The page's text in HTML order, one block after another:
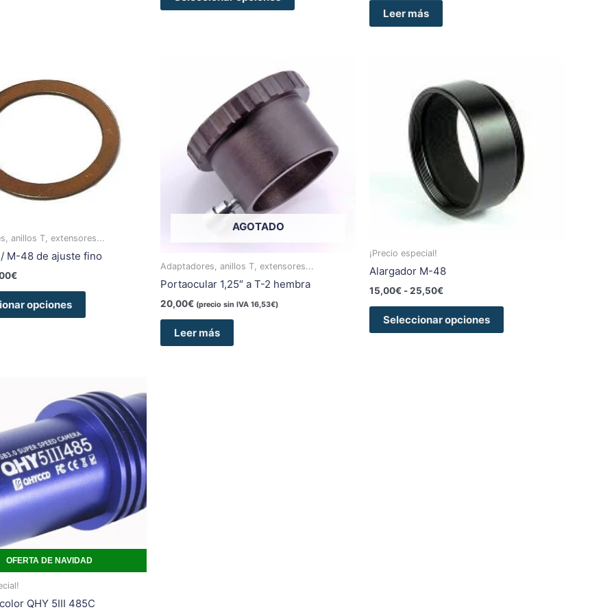
Leer más
anillos T, extensores...
M-48 de ajuste fino
€
precios:
desde
opciones
tiene
múltiples
variantes.
Las
opciones
se
la
página
producto
AGOTADO
Adaptadores, anillos T, extensores...
Portaocular 1,25″ a T-2 hembra
20,00€ (precio sin IVA 16,53€)
Leer más
¡Precio especial!
Alargador M-48
15,00€ -25,50€
precios:
desde
15,00€
hasta
25,50€
Seleccionar opciones
tiene
múltiples
variantes.
Las
opciones
se
pueden
OFERTA DE NAVIDAD
QHY 5III 485C